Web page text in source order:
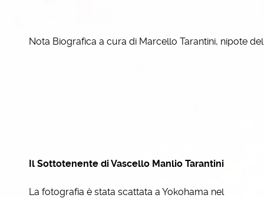
Nota Biografica a cura di Marcello Tarantini, nipote
Il Sottotenente di Vascello Manlio Tarantini
La fotografia è stata scattata a Yokohama nel